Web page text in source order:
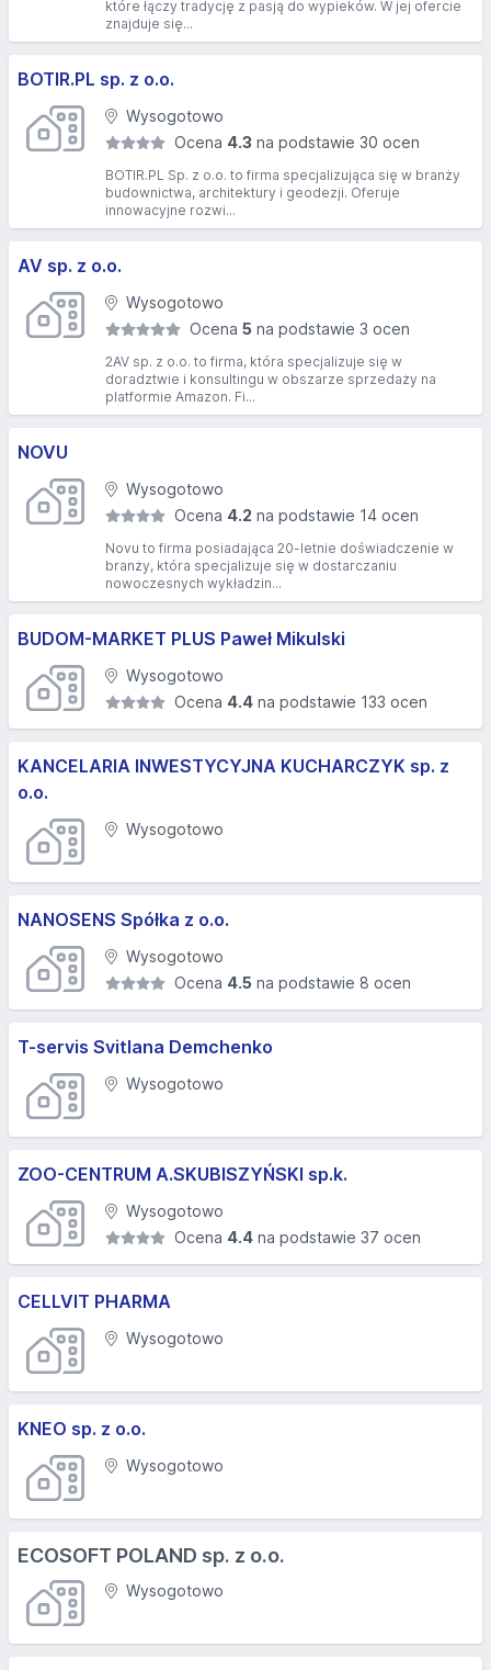
które łączy tradycję z pasją do wypieków. W jej ofercie
znajduje się...
BOTIR.PL sp. z o.o.
Wysogotowo
Ocena 4.3 na podstawie 30 ocen
BOTIR.PL Sp. z o.o. to firma specjalizująca się w branży
budownictwa, architektury i geodezji. Oferuje
innowacyjne rozwi...
AV sp. z o.o.
Wysogotowo
Ocena 5 na podstawie 3 ocen
2AV sp. z o.o. to firma, która specjalizuje się w
doradztwie i konsultingu w obszarze sprzedaży na
platformie Amazon. Fi...
NOVU
Wysogotowo
Ocena 4.2 na podstawie 14 ocen
Novu to firma posiadająca 20-letnie doświadczenie w
branży, która specjalizuje się w dostarczaniu
nowoczesnych wykładzin...
BUDOM-MARKET PLUS Paweł Mikulski
Wysogotowo
Ocena 4.4 na podstawie 133 ocen
KANCELARIA INWESTYCYJNA KUCHARCZYK sp. z
o.o.
Wysogotowo
NANOSENS Spółka z o.o.
Wysogotowo
Ocena 4.5 na podstawie 8 ocen
T-servis Svitlana Demchenko
Wysogotowo
ZOO-CENTRUM A.SKUBISZYŃSKI sp.k.
Wysogotowo
Ocena 4.4 na podstawie 37 ocen
CELLVIT PHARMA
Wysogotowo
KNEO sp. z o.o.
Wysogotowo
ECOSOFT POLAND sp. z o.o.
Wysogotowo